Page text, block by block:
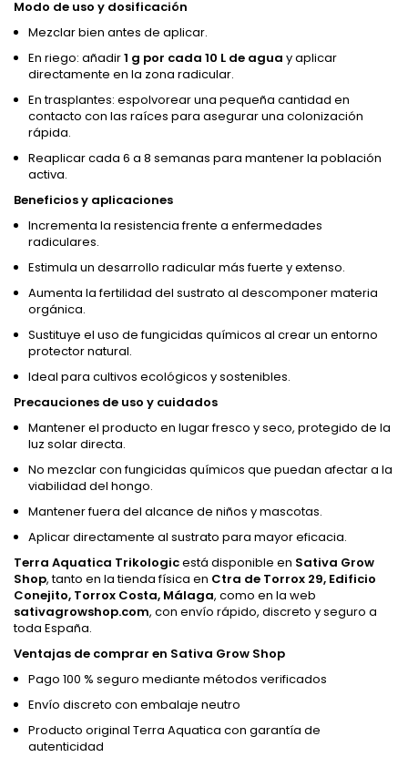
Modo de uso y dosificación
Mezclar bien antes de aplicar.
En riego: añadir1 g por cada 10 L de agua y aplicar
directamente en la zona radicular.
En trasplantes: espolvorear una pequeña cantidad en
contacto con las raíces para asegurar una colonización
rápida.
Reaplicar cada 6 a 8 semanas para mantener la población
activa.
Beneficios y aplicaciones
Incrementa la resistencia frente a enfermedades
radiculares.
Estimula un desarrollo radicular más fuerte y extenso.
Aumenta la fertilidad del sustrato al descomponer materia
orgánica.
Sustituye el uso de fungicidas químicos al crear un entorno
protector natural.
Ideal para cultivos ecológicos y sostenibles.
Precauciones de uso y cuidados
Mantener el producto en lugar fresco y seco, protegido de la
luz solar directa.
No mezclar con fungicidas químicos que puedan afectar a la
viabilidad del hongo.
Mantener fuera del alcance de niños y mascotas.
Aplicar directamente al sustrato para mayor eficacia.
Terra Aquatica Trikologicestá disponible en Sativa Grow
Shop, tanto en la tienda física en Ctra de Torrox 29, Edificio
Conejito, Torrox Costa, Málaga, como en la web
sativagrowshop.com, con envío rápido, discreto y seguro a
toda España.
Ventajas de comprar en Sativa Grow Shop
Pago 100 % seguro mediante métodos verificados
Envío discreto con embalaje neutro
Producto original Terra Aquatica con garantía de
autenticidad